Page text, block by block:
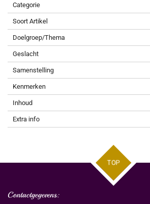
Categorie
Soort Artikel
Doelgroep/Thema
Geslacht
Samenstelling
Kenmerken
Inhoud
Extra info
TOP
Contactgegevens: